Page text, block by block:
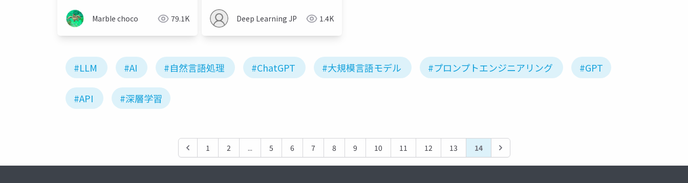
MarbIe choco 79.1K Deep Learning JP 1.4K
#LLM #AI #自然言語処理 #ChatGPT #大規模言語モデル #プロンプトエンジニアリング #GPT
#API #深層学習
1 2 ... 5 6 7 8 9 10 11 12 13 14